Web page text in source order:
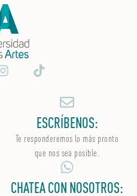
ESCRÍBENOS:
Te responderemos lo más pronto
que nos sea posible.
CHATEA CON NOSOTROS: